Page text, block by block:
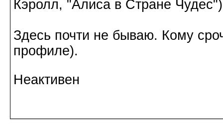
Кэролл, "Алиса в Стране Чудес")
Здесь почти не бываю. Кому
профиле).
Неактивен